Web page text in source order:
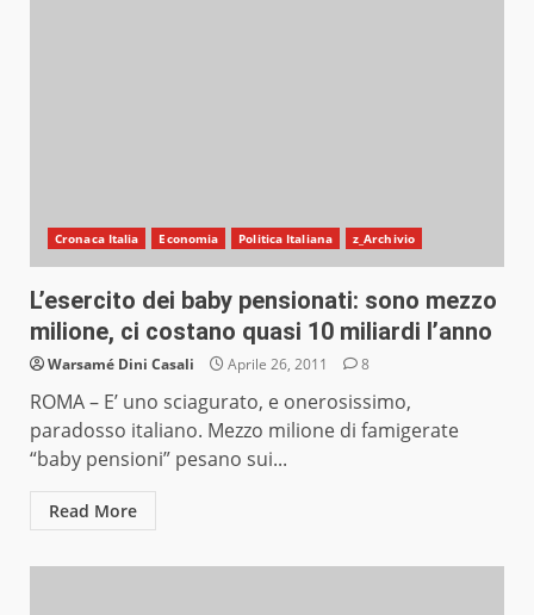
Cronaca Italia Economia Politica Italiana z_Archivio
L’esercito dei baby pensionati: sono mezzo
milione, ci costano quasi 10 miliardi l’anno
Warsamé Dini Casali Aprile 26, 2011 8
ROMA – E’ uno sciagurato, e onerosissimo,
paradosso italiano. Mezzo milione di famigerate
“baby pensioni” pesano sui...
Read More